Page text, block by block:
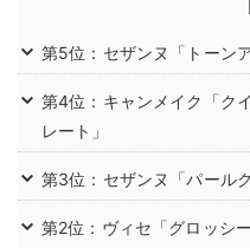
第5位：セザンヌ「トーン
第4位：キャンメイク「ク
レート」
第3位：セザンヌ「パール
第2位：ヴィセ「グロッシ